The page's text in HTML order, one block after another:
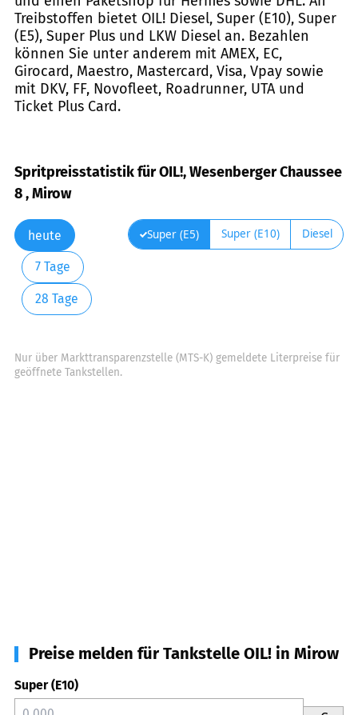
Treibstoffen bietet OIL! Diesel, Super (E10), Super
(E5), Super Plus und LKW Diesel an. Bezahlen
können Sie unter anderem mit AMEX, EC,
Girocard, Maestro, Mastercard, Visa, Vpay sowie
mit DKV, FF, Novofleet, Roadrunner, UTA und
Ticket Plus Card.
Spritpreisstatistik für OIL!, Wesenberger Chaussee
8 , Mirow
heute
7 Tage
28 Tage
Super (E5) Super (E10) Diesel
Nur über Markttransparenzstelle (MTS-K) gemeldete Literpreise für
geöffnete Tankstellen.
Preise melden für Tankstelle OIL! in Mirow
Super (E10)